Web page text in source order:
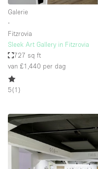
Galerie
∙
Fitzrovia
Sleek Art Gallery in Fitzrovia
727 sq ft
van £1,440 per dag
5(1 )